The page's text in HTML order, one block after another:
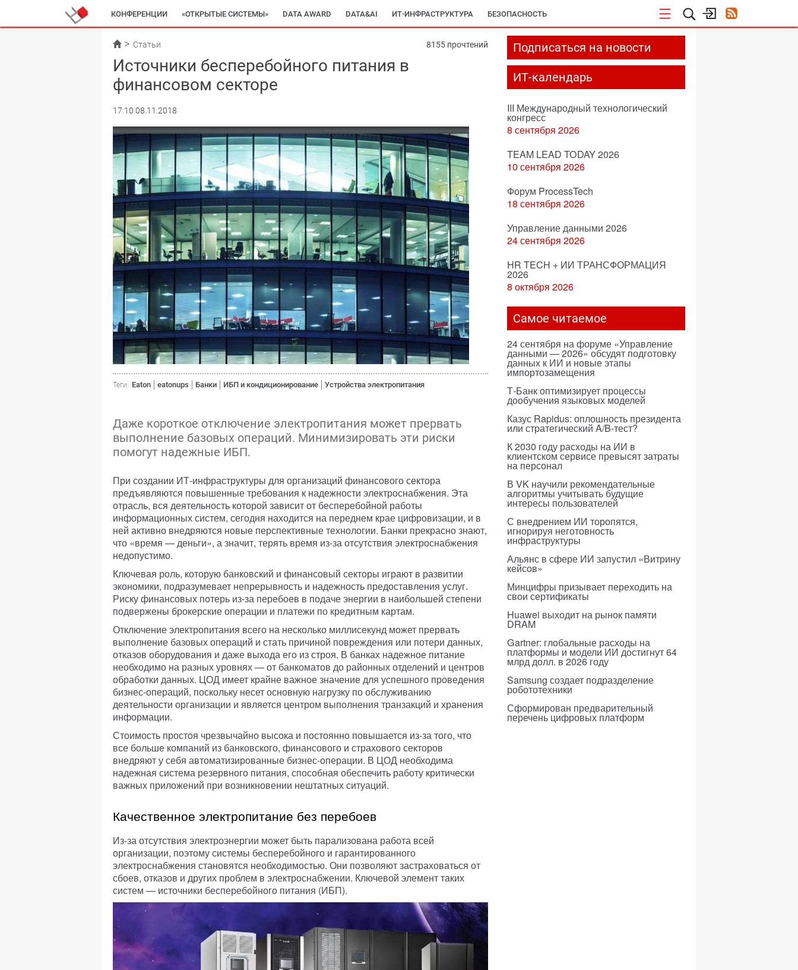
КОНФЕРЕНЦИИ «ОТКРЫТЫЕ СИСТЕМЫ» DATA AWARD DATA&AI ИТ-ИНФРАСТРУКТУРА БЕЗОПАСНОСТЬ
Статьи 8155 прочтений
Источники бесперебойного питания в
финансовом секторе
17:10 08.11.2018
Теги: Eaton eatonups Банки ИБП и кондиционирование Устройства электропитания
Даже короткое отключение электропитания может прервать
выполнение базовых операций. Минимизировать эти риски
помогут надежные ИБП.
При создании ИТ-инфраструктуры для организаций финансового сектора
предъявляются повышенные требования к надежности электроснабжения. Эта
отрасль, вся деятельность которой зависит от бесперебойной работы
информационных систем, сегодня находится на переднем крае цифровизации, и в
ней активно внедряются новые перспективные технологии. Банки прекрасно знают,
что «время — деньги», а значит, терять время из-за отсутствия электроснабжения
недопустимо.
Ключевая роль, которую банковский и финансовый секторы играют в развитии
экономики, подразумевает непрерывность и надежность предоставления услуг.
Риску финансовых потерь из-за перебоев в подаче энергии в наибольшей степени
подвержены брокерские операции и платежи по кредитным картам.
Отключение электропитания всего на несколько миллисекунд может прервать
выполнение базовых операций и стать причиной повреждения или потери данных,
отказов оборудования и даже выхода его из строя. В банках надежное питание
необходимо на разных уровнях — от банкоматов до районных отделений и центров
обработки данных. ЦОД имеет крайне важное значение для успешного проведения
бизнес-операций, поскольку несет основную нагрузку по обслуживанию
деятельности организации и является центром выполнения транзакций и хранения
информации.
Стоимость простоя чрезвычайно высока и постоянно повышается из-за того, что
все больше компаний из банковского, финансового и страхового секторов
внедряют у себя автоматизированные бизнес-операции. В ЦОД необходима
надежная система резервного питания, способная обеспечить работу критически
важных приложений при возникновении нештатных ситуаций.
Качественное электропитание без перебоев
Из-за отсутствия электроэнергии может быть парализована работа всей
организации, поэтому системы бесперебойного и гарантированного
электроснабжения становятся необходимостью. Они позволяют застраховаться от
сбоев, отказов и других проблем в электроснабжении. Ключевой элемент таких
систем — источники бесперебойного питания (ИБП).
Подписаться на новости
ИТ-календарь
III Международный технологический
конгресс
8 сентября 2026
TEAM LEAD TODAY 2026
10 сентября 2026
Форум ProcessTech
18 сентября 2026
Управление данными 2026
24 сентября 2026
HR TECH + ИИ ТРАНСФОРМАЦИЯ
2026
8 октября 2026
Самое читаемое
24 сентября на форуме «Управление
данными — 2026» обсудят подготовку
данных к ИИ и новые этапы
импортозамещения
Т-Банк оптимизирует процессы
дообучения языковых моделей
Казус Rapidus: оплошность президента
или стратегический A/B-тест?
К 2030 году расходы на ИИ в
клиентском сервисе превысят затраты
на персонал
В VK научили рекомендательные
алгоритмы учитывать будущие
интересы пользователей
С внедрением ИИ торопятся,
игнорируя неготовность
инфраструктуры
Альянс в сфере ИИ запустил «Витрину
кейсов»
Минцифры призывает переходить на
свои сертификаты
Huawei выходит на рынок памяти
DRAM
Gartner: глобальные расходы на
платформы и модели ИИ достигнут 64
млрд долл. в 2026 году
Samsung создает подразделение
робототехники
Сформирован предварительный
перечень цифровых платформ